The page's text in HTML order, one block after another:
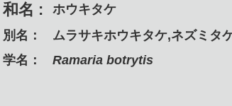
和名 :
ホウキタケ
別名：
ムラサキホウキタケ,ネズミタ
学名：
Ramaria botrytis